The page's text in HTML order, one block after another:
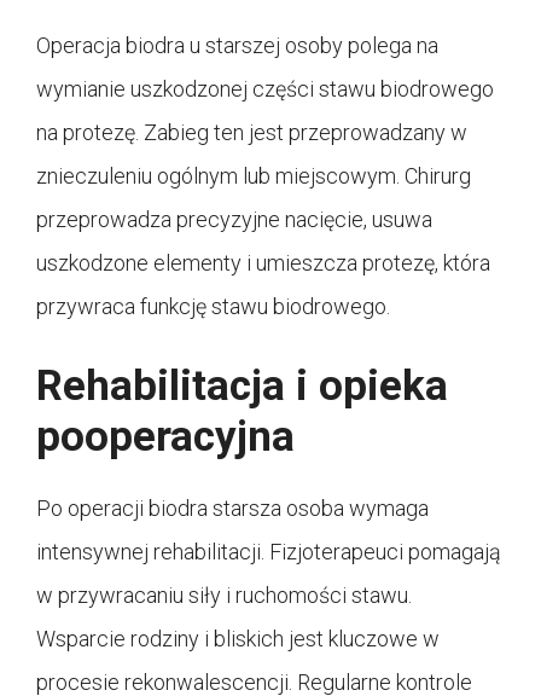
Operacja biodra u starszej osoby polega na
wymianie uszkodzonej części stawu biodrowego
na protezę. Zabieg ten jest przeprowadzany w
znieczuleniu ogólnym lub miejscowym. Chirurg
przeprowadza precyzyjne nacięcie, usuwa
uszkodzone elementy i umieszcza protezę, która
przywraca funkcję stawu biodrowego.
Rehabilitacja i opieka
pooperacyjna
Po operacji biodra starsza osoba wymaga
intensywnej rehabilitacji. Fizjoterapeuci pomagają
w przywracaniu siły i ruchomości stawu.
Wsparcie rodziny i bliskich jest kluczowe w
procesie rekonwalescencji. Regularne kontrole